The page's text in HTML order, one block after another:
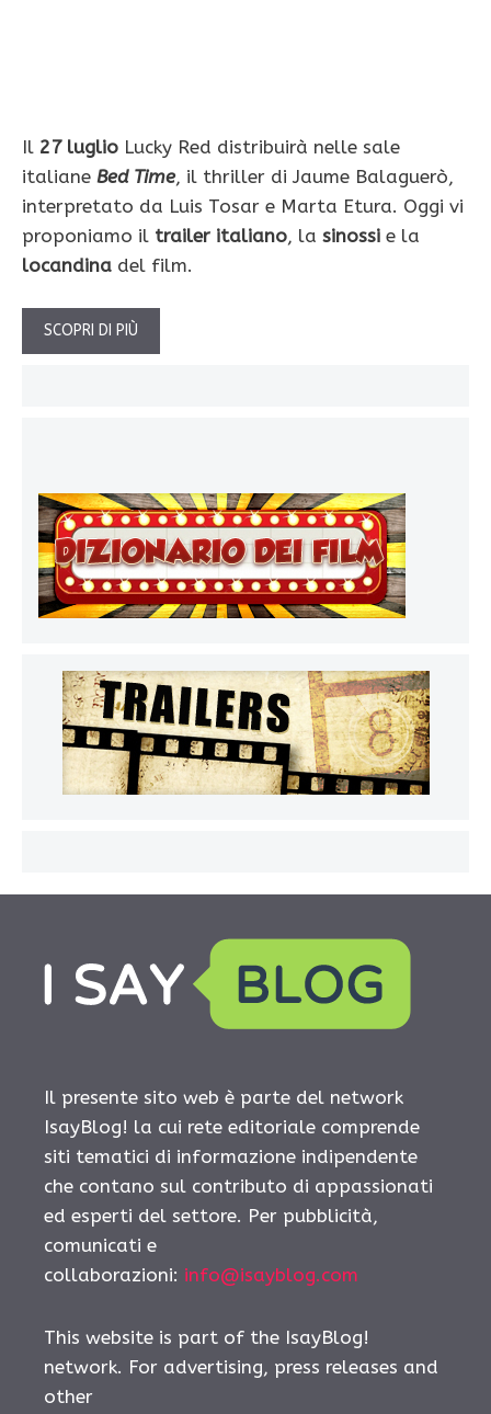
Il 27 luglio Lucky Red distribuirà nelle sale
italiane Bed Time, il thriller di Jaume Balaguerò,
interpretato da Luis Tosar e Marta Etura. Oggi vi
proponiamo il trailer italiano, la sinossi e la
locandina del film.
SCOPRI DI PIÙ
Il presente sito web è parte del network
IsayBlog! la cui rete editoriale comprende
siti tematici di informazione indipendente
che contano sul contributo di appassionati
ed esperti del settore. Per pubblicità,
comunicati e
collaborazioni: info@isayblog.com
This website is part of the IsayBlog!
network. For advertising, press releases and
other